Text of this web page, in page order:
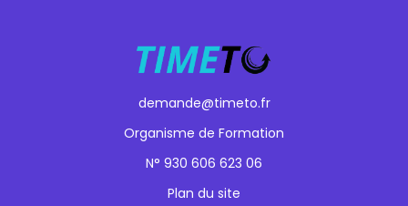
demande@timeto.fr
Organisme de Formation
N° 930 606 623 06
Plan du site